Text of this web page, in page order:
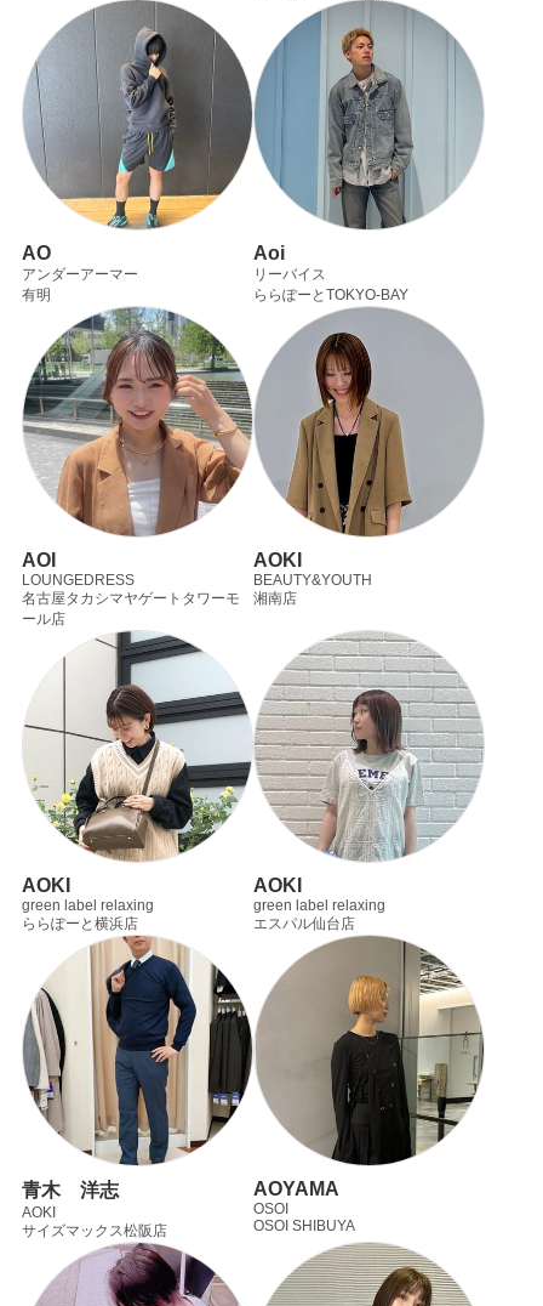
AO
アンダーアーマー
有明
Aoi
リーバイス
ららぽーとTOKYO-BAY
AOI
LOUNGEDRESS
名古屋タカシマヤゲートタワーモ
ール店
AOKI
BEAUTY&YOUTH
湘南店
AOKI
green label relaxing
ららぽーと横浜店
AOKI
green label relaxing
エスパル仙台店
青木 洋志
AOKI
サイズマックス松阪店
AOYAMA
OSOI
OSOI SHIBUYA